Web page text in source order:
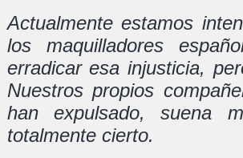
Actualmente estamos
los maquilladores
erradicar esa injusticia,
Nuestros propios
han expulsado, suena
totalmente cierto.